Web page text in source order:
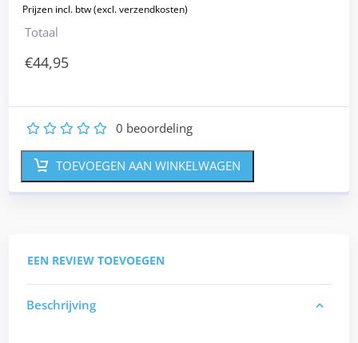
Totaal
€44,95
5
4
3
2 0 beoordeling
TOEVOEGEN AAN WINKELWAGEN
EEN REVIEW TOEVOEGEN
Beschrijving